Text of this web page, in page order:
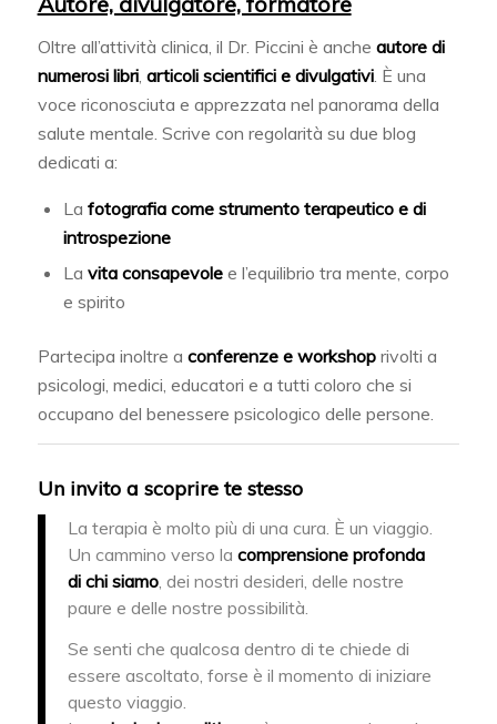
Oltre all’attività clinica, il Dr. Piccini è anche autore di
numerosi libri, articoli scientifici e divulgativi. È una
voce riconosciuta e apprezzata nel panorama della
salute mentale. Scrive con regolarità su due blog
dedicati a:
La fotografia come strumento terapeutico e di
introspezione
La vita consapevolee l’equilibrio tra mente, corpo
e spirito
Partecipa inoltre a conferenze e workshoprivolti a
psicologi, medici, educatori e a tutti coloro che si
occupano del benessere psicologico delle persone.
Un invito a scoprire te stesso
La terapia è molto più di una cura. È un viaggio.
Un cammino verso la comprensione profonda
di chi siamo, dei nostri desideri, delle nostre
paure e delle nostre possibilità.
Se senti che qualcosa dentro di te chiede di
essere ascoltato, forse è il momento di iniziare
questo viaggio.